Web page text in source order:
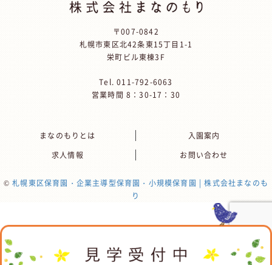
〒007-0842
札幌市東区北42条東15丁目1-1
栄町ビル東棟3F
Tel.011-792-6063
営業時間 8：30-17：30
まなのもりとは
入園案内
求人情報
お問い合わせ
©札幌東区保育園・企業主導型保育園・小規模保育園 | 株式会社まなのも
り